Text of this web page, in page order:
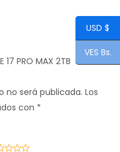
17 PRO MAX 2TB
no será publicada. Los
con *
USD $
VES Bs.